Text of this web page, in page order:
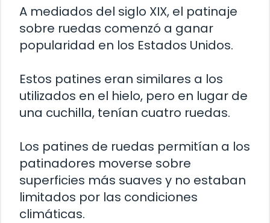
A mediados del siglo XIX, el patinaje
sobre ruedas comenzó a ganar
popularidad en los Estados Unidos.
Estos patines eran similares a los
utilizados en el hielo, pero en lugar de
una cuchilla, tenían cuatro ruedas.
Los patines de ruedas permitían a los
patinadores moverse sobre
superficies más suaves y no estaban
limitados por las condiciones
climáticas.